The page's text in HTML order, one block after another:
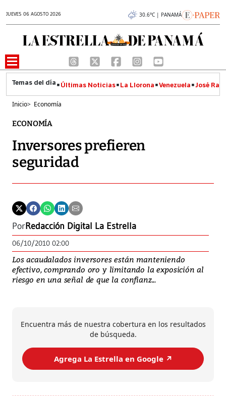
JUEVES 06 AGOSTO 2026 30.6°C | PANAMÁ
Últimas Noticias La Llorona Venezuela José
Inicio> Economía
ECONOMÍA
Inversores prefieren
seguridad
PorRedacción Digital La Estrella
06/10/2010 02:00
Los acaudalados inversores están manteniendo
efectivo, comprando oro y limitando la exposición al
riesgo en una señal de que la confianz...
Encuentra más de nuestra cobertura en los resultados
de búsqueda.
Agrega La Estrella en Google ↗️